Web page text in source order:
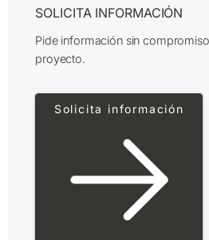
SOLICITA INFORMACIÓN
Pide información sin
proyecto.
Solicita información